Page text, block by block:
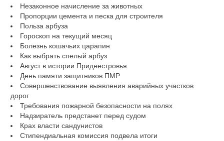
Незаконное начисление за животных
Пропорции цемента и песка для строителя
Польза арбуза
Гороскоп на текущий месяц
Болезнь кошачьих царапин
Как выбрать спелый арбуз
Август в истории Приднестровья
День памяти защитников ПМР
Совершенствование выявления аварийных участков
дорог
Требования пожарной безопасности на полях
Надзиратель предстанет перед судом
Крах власти сандунистов
Стипендиальная комиссия подвела итоги